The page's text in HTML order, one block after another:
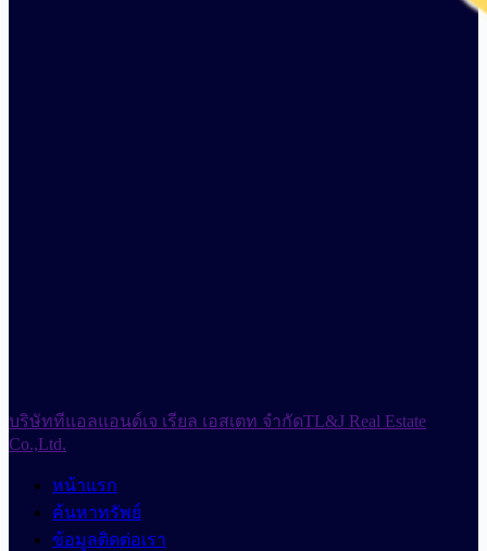
บริษัททีแอลแอนด์เจ เรียล เอสเตท จำกัดTL&J Real Estate
Co.,Ltd.
หน้าแรก
ค้นหาทรัพย์
ข้อมูลติดต่อเรา